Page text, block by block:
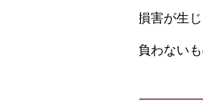
客様または第三者に損害が生
サロンは一切責任を負わない